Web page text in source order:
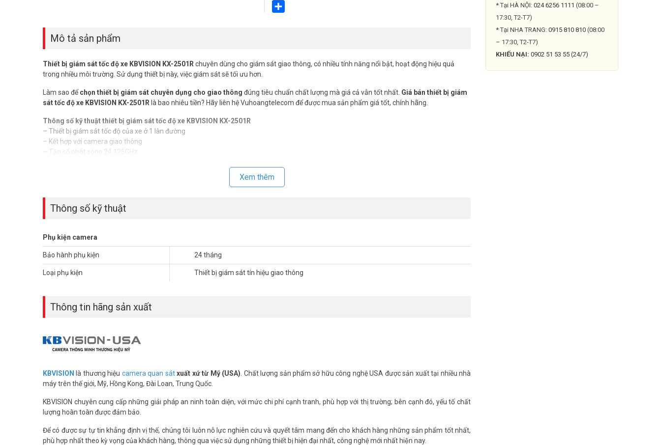
Email
Mô tả sản phẩm
Thiết bị giám sát tốc độ xe KBVISION KX-2501R chuyên dùng cho giám sát giao thông, có nhiều tính năng nổi bật, hoạt động hiệu quả
trong nhiều môi trường. Sử dụng thiết bị này, việc giám sát sẽ tối ưu hơn.
Làm sao đểchọn thiết bị giám sát chuyên dụng cho giao thông đúng tiêu chuẩn chất lượng mà giá cả vẫn tốt nhất. Giá bán thiết bị giám
sát tốc độ xe KBVISION KX-2501R là bao nhiêu tiền? Hãy liên hệ Vuhoangtelecom để được mua sản phẩm giá tốt, chính hãng.
Thông số kỹ thuật thiết bị giám sát tốc độ xe KBVISION KX-2501R
– Thiết bị giám sát tốc độ của xe ở 1 làn đường
– Kết hợp với camera giao thông
– Tần số phát sóng 24.125GHz
– Bảo hành 24 tháng
Để cập nhật thông tin giá phụ kiện camera giám sát KBVISION mới nhất, quý khách hàng vui lòng liên hệ HOTLINE 1900 9259 – (028) 35 166
Tham khảo các kênh thông tin khác:
– Facebook:https://www.facebook.com/vuhoangtelecom/
– Youtube:https://www.youtube.com/c/VuhoangTVChannel
Xem thêm
Thông số kỹ thuật
Phụ kiện camera
Bảo hành phụ kiện 24 tháng
Loại phụ kiện Thiết bị giám sát tín hiệu giao thông
Thông tin hãng sản xuất
KBVISION là thương hiệu camera quan sát xuất xứ từ Mỹ (USA) . Chất lượng sản phẩm sở hữu công nghệ USA được sản xuất tại nhiều nhà
máy trên thế giới, Mỹ, Hồng Kong, Đài Loan, Trung Quốc.
KBVISION chuyên cung cấp những giải pháp an ninh toàn diện, với mức chi phí cạnh tranh, phù hợp với thị trường; bên cạnh đó, yếu tố chất
lượng hoàn toàn được đảm bảo.
Để có được sự tự tin khẳng định vị thế, chúng tôi luôn nỗ lực nghiên cứu và quyết tâm mang đến cho khách hàng những sản phẩm tốt nhất,
phù hợp nhất theo kỳ vọng của khách hàng, thông qua việc sử dụng những thiết bị hiện đại nhất, công nghệ mới nhất hiện nay.
* Tại HÀ NỘI: 024 6256 1111 (08:00 –
17:30, T2-T7)
* Tại NHA TRANG: 0915 810 810 (08:00
– 17:30, T2-T7)
KHIẾU NẠI: 0902 51 53 55 (24/7)